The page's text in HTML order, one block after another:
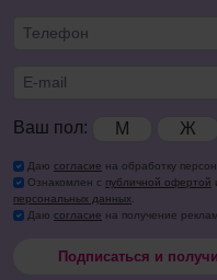
Ваш пол: М Ж
Даю согласие на обработку
Ознакомлен с публичной офертой
персональных данных.
Даю согласие на получение
Подписаться и